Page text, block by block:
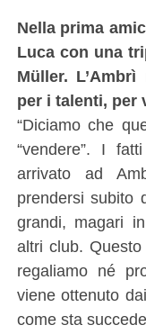
Nella prima
Luca con una
Müller.
per i talenti, per
“Diciamo che
“vendere”. I
arrivato ad
prendersi subito
grandi, magari
altri club.
regaliamo né
viene ottenuto
come sta